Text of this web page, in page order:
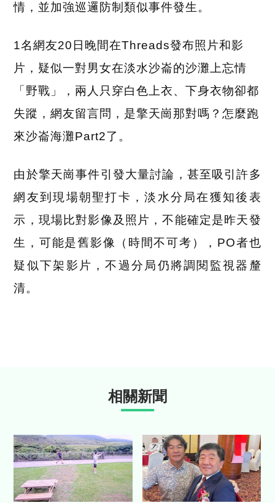
情，並加強巡邏防制類似事件發生。
1名網友20日晚間在Threads發布照片和影
片，疑似一對男女在淡水沙崙的沙灘上忘情
「野戰」，兩人只穿白色上衣、下身衣物卻都
失蹤，網友留言問，是擎天崗那對嗎？怎麼跑
來沙崙海灘Part2了。
由於擎天崗事件引發大量討論，甚至吸引許多
網友到現場朝聖打卡，淡水分局在獲知後表
示，現場比對影像及照片，不能確定是昨天發
生，可能是舊影像（時間不可考），PO者也
疑似下架影片，不過分局仍將調閱監視器釐
清。
相關新聞